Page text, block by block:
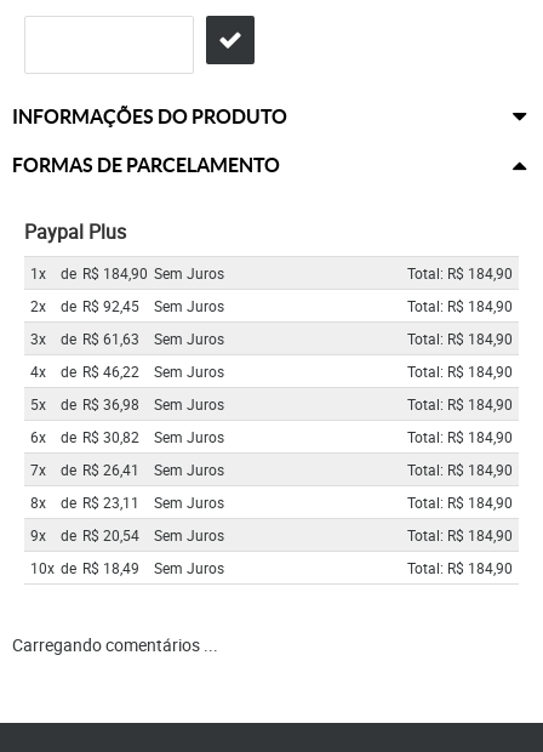
INFORMAÇÕES DO PRODUTO
FORMAS DE PARCELAMENTO
Paypal Plus
1x de R$ 184,90 Sem Juros
Total: R$ 184,90
2x
de R$ 92,45 Sem Juros
Total: R$ 184,90
3x
de R$ 61,63 Sem Juros
Total: R$ 184,90
4x
de R$ 46,22 Sem Juros
Total: R$ 184,90
5x
de R$ 36,98 Sem Juros
Total: R$ 184,90
6x
de R$ 30,82 Sem Juros
Total: R$ 184,90
7x
de R$ 26,41 Sem Juros
Total: R$ 184,90
8x
de R$ 23,11 Sem Juros
Total: R$ 184,90
9x
de R$ 20,54 Sem Juros
Total: R$ 184,90
10x de R$ 18,49 Sem Juros Total: R$ 184,90
Carregando comentários ...